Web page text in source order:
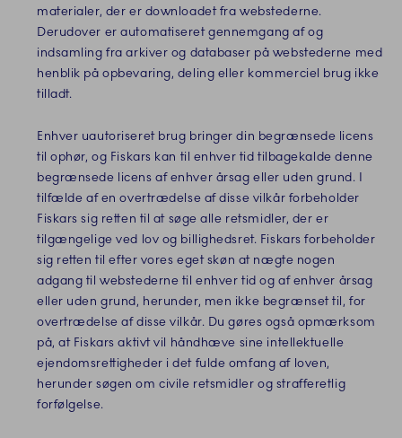
materialer, der er downloadet fra webstederne.
Derudover er automatiseret gennemgang af og
indsamling fra arkiver og databaser på webstederne med
henblik på opbevaring, deling eller kommerciel brug ikke
tilladt.
Enhver uautoriseret brug bringer din begrænsede licens
til ophør, og Fiskars kan til enhver tid tilbagekalde denne
begrænsede licens af enhver årsag eller uden grund. I
tilfælde af en overtrædelse af disse vilkår forbeholder
Fiskars sig retten til at søge alle retsmidler, der er
tilgængelige ved lov og billighedsret. Fiskars forbeholder
sig retten til efter vores eget skøn at nægte nogen
adgang til webstederne til enhver tid og af enhver årsag
eller uden grund, herunder, men ikke begrænset til, for
overtrædelse af disse vilkår. Du gøres også opmærksom
på, at Fiskars aktivt vil håndhæve sine intellektuelle
ejendomsrettigheder i det fulde omfang af loven,
herunder søgen om civile retsmidler og strafferetlig
forfølgelse.